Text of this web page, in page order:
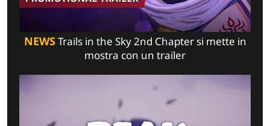
NEWSTrails in the Sky 2nd Chapter si mette in
mostra con un trailer